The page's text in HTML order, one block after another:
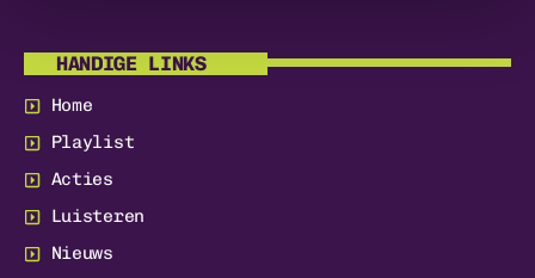
HANDIGE LINKS
Home
Playlist
Acties
Luisteren
Nieuws